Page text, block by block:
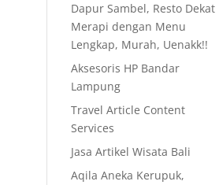
Dapur Sambel, Resto Dekat
Merapi dengan Menu
Lengkap, Murah, Uenakk!!
Aksesoris HP Bandar
Lampung
Travel Article Content
Services
Jasa Artikel Wisata Bali
Aqila Aneka Kerupuk,